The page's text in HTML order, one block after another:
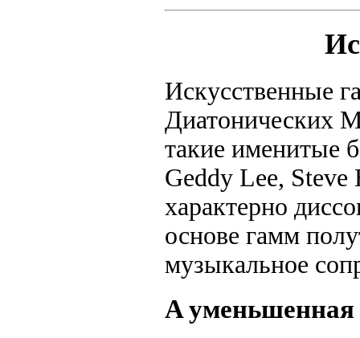
Искусственные
Диатонических
такие именитые
Geddy Lee,
характерно
основе гамм
музыкальное
A уменьшенная